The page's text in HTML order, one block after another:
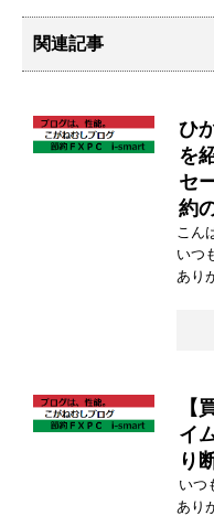
関連記事
ひ
を
セ
約
こ
いつ
あり
【
イ
り
いつ
あり